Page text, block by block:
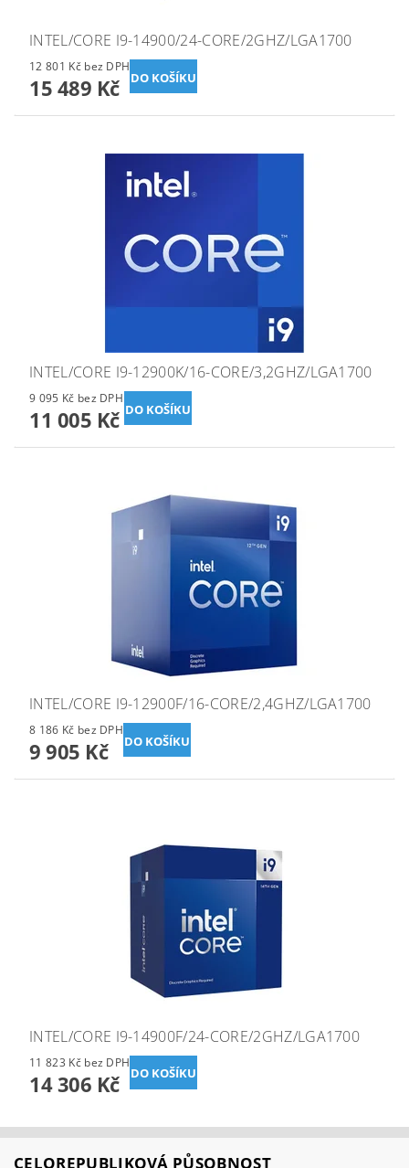
INTEL/CORE I9-14900/24-CORE/2GHZ/LGA1700
12 801 Kč bez DPH
15 489 Kč
INTEL/CORE I9-12900K/16-CORE/3,2GHZ/LGA1700
9 095 Kč bez DPH
11 005 Kč
INTEL/CORE I9-12900F/16-CORE/2,4GHZ/LGA1700
8 186 Kč bez DPH
9 905 Kč
INTEL/CORE I9-14900F/24-CORE/2GHZ/LGA1700
11 823 Kč bez DPH
14 306 Kč
CELOREPUBLIKOVÁ PŮSOBNOST